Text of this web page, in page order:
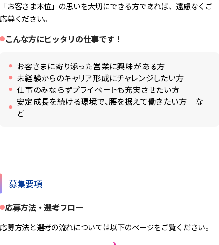
「お客さま本位」の思いを大切にできる方であれば、遠慮なくご
応募ください。
こんな方にピッタリの仕事です！
お客さまに寄り添った営業に興味がある方
未経験からのキャリア形成にチャレンジしたい方
仕事のみならずプライベートも充実させたい方
安定成長を続ける環境で、腰を据えて働きたい方 な
ど
募集要項
応募方法・選考フロー
応募方法と選考の流れについては以下のページをご覧ください。